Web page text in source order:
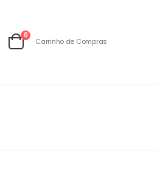
Carrinho
0items
Carrinho de Compras